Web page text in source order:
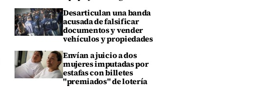
Desarticulan una banda
acusada de falsificar
documentos y vender
vehículos y propiedades
Envían a juicio a dos
mujeres imputadas por
estafas con billetes
"premiados" de lotería